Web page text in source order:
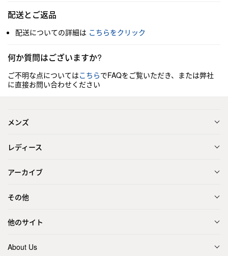
配送とご返品
配送についての詳細は こちらをクリック
何か質問はございますか?
ご不明な点についてはこちらでFAQをご覧いただき、または弊社
に直接お問い合わせください
メンズ
レディース
アーカイブ
その他
他のサイト
About Us